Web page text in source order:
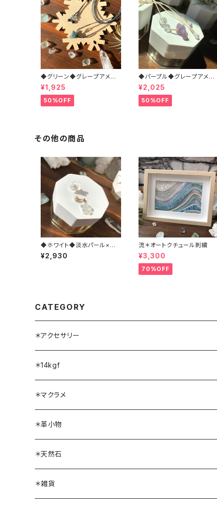
◆グリーン◆グレープアメシ
スト＊マクラメネックレス
¥1,925
50%OFF
◆パープル◆グレープアメシ
スト＊マクラメネックレス
¥2,025
50%OFF
その他の商品
◆ホワイト◆淡水パール×桜
シェル＊14kgfピアス
¥2,930
流＊オートクチュール刺繍
¥3,300
70%OFF
CATEGORY
＊アクセサリー
ネックレス
ブレスレット
リング
ピアス・イヤリング
ブローチ
＊14kgf
ネックレス
ブレスレット
リング
ピアス・イヤリング
＊マクラメ
ネックレス
ブレスレット
リング
＊革小物
ボトルホルダー
＊天然石
ソーラークォーツ
＊雑貨